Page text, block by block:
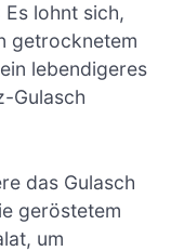
Es lohnt sich,
getrocknetem
lebendigeres
Gulasch
das Gulasch
geröstetem
um